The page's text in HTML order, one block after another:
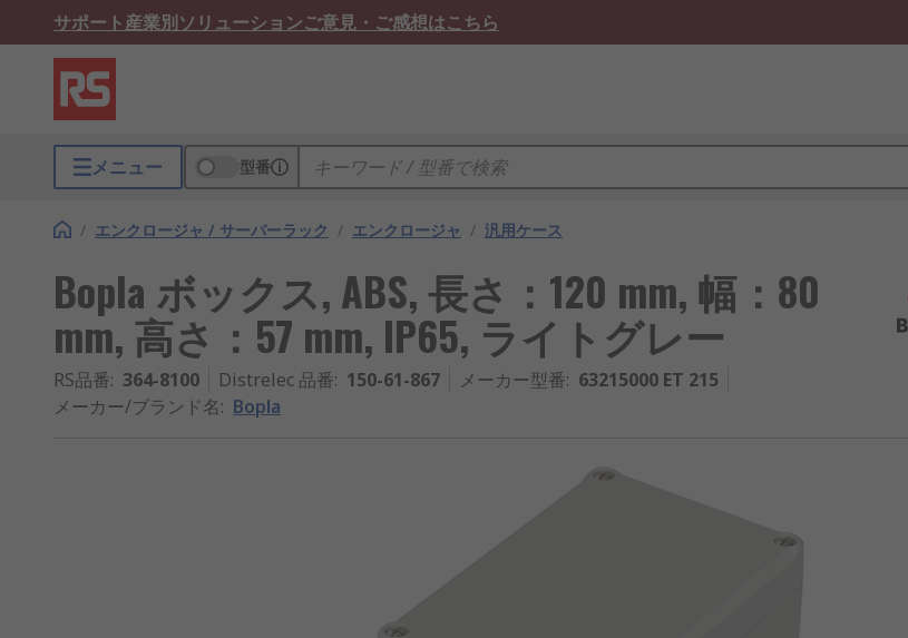
サポート産業別ソリューションご意見・ご感想はこちら
メニュー 型番
/ エンクロージャ / サーバーラック / エンクロージャ / 汎用ケース
Bopla ボックス, ABS, 長さ：120 mm, 幅：80
mm, 高さ：57 mm, IP65, ライトグレー
RS品番: 364-8100 Distrelec 品番: 150-61-867 メーカー型番: 63215000 ET 215
メーカー/ブランド名: Bopla